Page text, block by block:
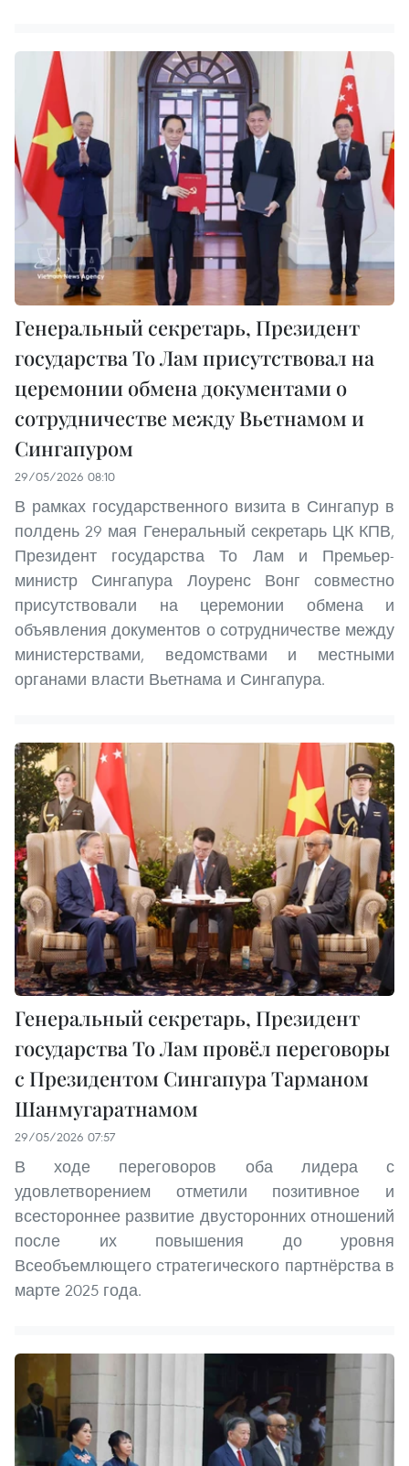
Генеральный секретарь, Президент
государства То Лам присутствовал на
церемонии обмена документами о
сотрудничестве между Вьетнамом и
Сингапуром
29/05/2026 08:10
В рамках государственного визита в Сингапур в
полдень 29 мая Генеральный секретарь ЦК КПВ,
Президент государства То Лам и Премьер-
министр Сингапура Лоуренс Вонг совместно
присутствовали на церемонии обмена и
объявления документов о сотрудничестве между
министерствами, ведомствами и местными
органами власти Вьетнама и Сингапура.
Генеральный секретарь, Президент
государства То Лам провёл переговоры
с Президентом Сингапура Тарманом
Шанмугаратнамом
29/05/2026 07:57
В ходе переговоров оба лидера с
удовлетворением отметили позитивное и
всестороннее развитие двусторонних отношений
после их повышения до уровня
Всеобъемлющего стратегического партнёрства в
марте 2025 года.